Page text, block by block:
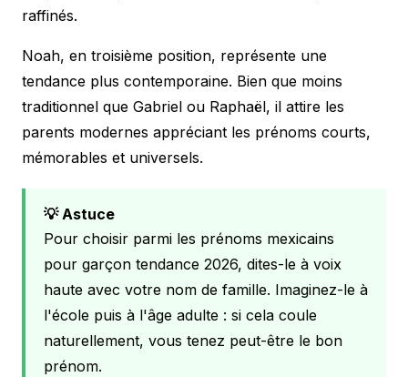
raffinés.
Noah, en troisième position, représente une
tendance plus contemporaine. Bien que moins
traditionnel que Gabriel ou Raphaël, il attire les
parents modernes appréciant les prénoms courts,
mémorables et universels.
💡 Astuce
Pour choisir parmi les prénoms mexicains
pour garçon tendance 2026, dites-le à voix
haute avec votre nom de famille. Imaginez-le à
l'école puis à l'âge adulte : si cela coule
naturellement, vous tenez peut-être le bon
prénom.